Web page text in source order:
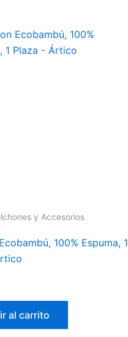
y Accesorios
100% Espuma, 1
al carrito